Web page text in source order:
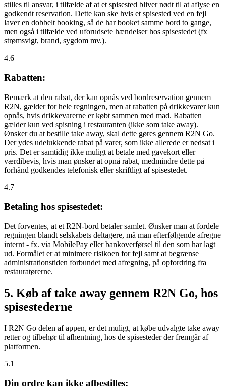
stilles til ansvar, i tilfælde af at et spisested bliver nødt til at aflyse en
godkendt reservation. Dette kan ske hvis et spisested ved en fejl
laver en dobbelt booking, så de har booket samme bord to gange,
men også i tilfælde ved uforudsete hændelser hos spisestedet (fx
strømsvigt, brand, sygdom mv.).
4.6
Rabatten:
Bemærk at den rabat, der kan opnås ved bordreservation gennem
R2N, gælder for hele regningen, men at rabatten på drikkevarer kun
opnås, hvis drikkevarerne er købt sammen med mad. Rabatten
gælder kun ved spisning i restauranten (ikke som take away).
Ønsker du at bestille take away, skal dette gøres gennem R2N Go.
Der ydes udelukkende rabat på varer, som ikke allerede er nedsat i
pris. Det er samtidig ikke muligt at betale med gavekort eller
værdibevis, hvis man ønsker at opnå rabat, medmindre dette på
forhånd godkendes telefonisk eller skriftligt af spisestedet.
4.7
Betaling hos spisestedet:
Det forventes, at et R2N-bord betaler samlet. Ønsker man at fordele
regningen blandt selskabets deltagere, må man efterfølgende afregne
internt - fx. via MobilePay eller bankoverførsel til den som har lagt
ud. Formålet er at minimere risikoen for fejl samt at begrænse
administrationstiden forbundet med afregning, på opfordring fra
restauratørerne.
5. Køb af take away gennem R2N Go, hos
spisestederne
I R2N Go delen af appen, er det muligt, at købe udvalgte take away
retter og tilbehør til afhentning, hos de spisesteder der fremgår af
platformen.
5.1
Din ordre kan ikke afbestilles: